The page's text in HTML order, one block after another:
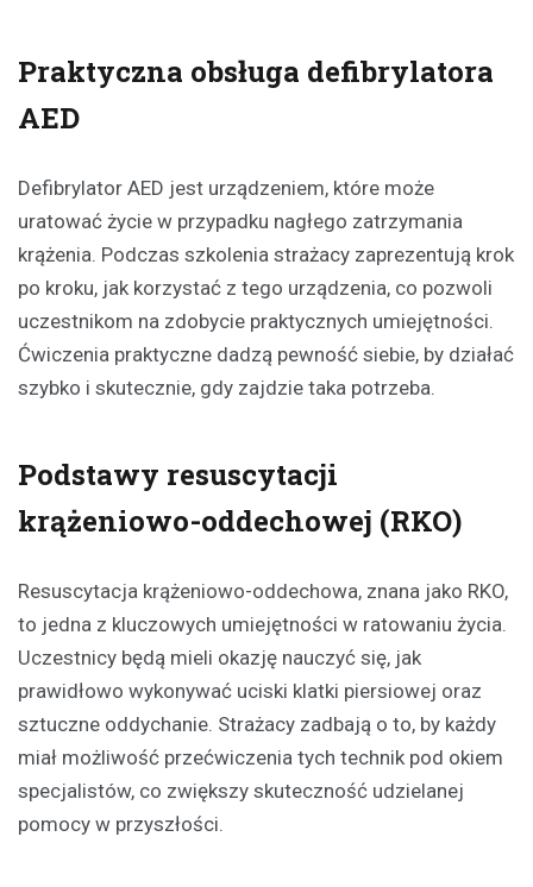
Praktyczna obsługa defibrylatora
AED
Defibrylator AED jest urządzeniem, które może
uratować życie w przypadku nagłego zatrzymania
krążenia. Podczas szkolenia strażacy zaprezentują krok
po kroku, jak korzystać z tego urządzenia, co pozwoli
uczestnikom na zdobycie praktycznych umiejętności.
Ćwiczenia praktyczne dadzą pewność siebie, by działać
szybko i skutecznie, gdy zajdzie taka potrzeba.
Podstawy resuscytacji
krążeniowo-oddechowej (RKO)
Resuscytacja krążeniowo-oddechowa, znana jako RKO,
to jedna z kluczowych umiejętności w ratowaniu życia.
Uczestnicy będą mieli okazję nauczyć się, jak
prawidłowo wykonywać uciski klatki piersiowej oraz
sztuczne oddychanie. Strażacy zadbają o to, by każdy
miał możliwość przećwiczenia tych technik pod okiem
specjalistów, co zwiększy skuteczność udzielanej
pomocy w przyszłości.